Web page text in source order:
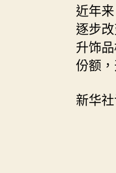
近年
逐步
升饰
份额
新华